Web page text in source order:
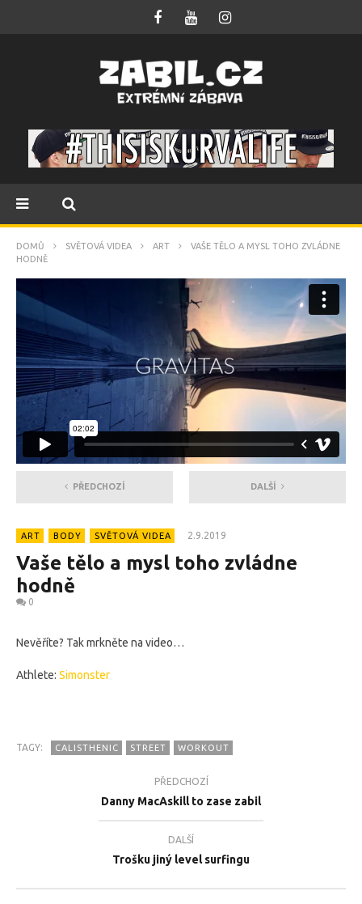
DOMŮ SVĚTOVÁ VIDEA ART
VAŠE TĚLO A MYSL TOHO ZVLÁDNE
HODNĚ
GRAVITAS onVimeo
PŘEDCHOZÍ DALŠÍ
ART BODY SVĚTOVÁ VIDEA 2.9.2019
Vaše tělo a mysl toho zvládne
hodně
0
TEĎ PROHLÍŽENÉ
Nevěříte? Tak mrkněte na video…
Athlete: Simonster
TAGY: CALISTHENIC STREET WORKOUT
PŘEDCHOZÍ
Danny MacAskill to zase zabil
DALŠÍ
Trošku jiný level surfingu